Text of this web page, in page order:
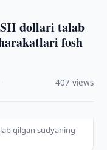
dollari talab
fosh
407 views
qilgan sudyaning